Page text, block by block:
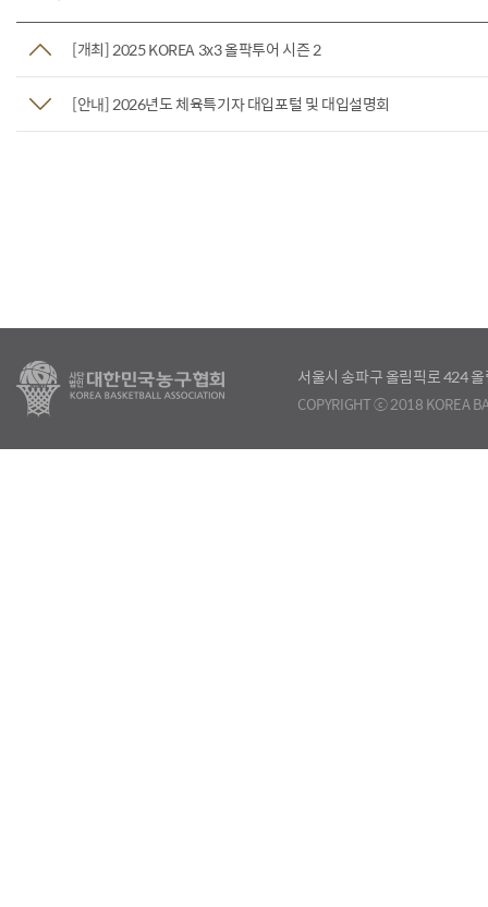
[개최] 2025 KOREA 3x3 올팍투어 시즌 2
[안내] 2026년도 체육특기자 대입포털 및 대입설명회
서울시 송파구 올림픽로 424
COPYRIGHT ⓒ 2018 KOREA